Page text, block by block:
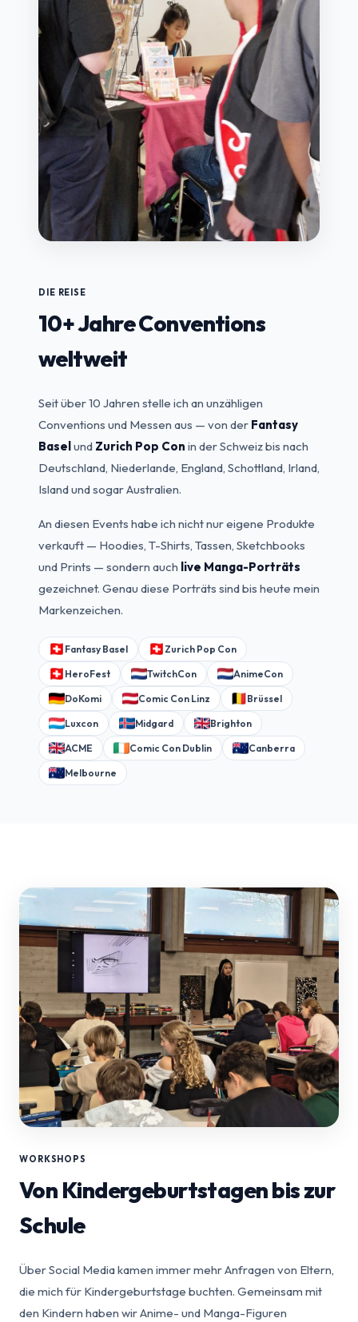
DIE REISE
10+ Jahre Conventions
weltweit
Seit über 10 Jahren stelle ich an unzähligen
Conventions und Messen aus — von der Fantasy
Basel und Zurich Pop Con in der Schweiz bis nach
Deutschland, Niederlande, England, Schottland, Irland,
Island und sogar Australien.
An diesen Events habe ich nicht nur eigene Produkte
verkauft — Hoodies, T-Shirts, Tassen, Sketchbooks
und Prints — sondern auch live Manga-Porträts
gezeichnet. Genau diese Porträts sind bis heute mein
Markenzeichen.
Fantasy Basel Zurich Pop Con
HeroFest TwitchCon AnimeCon
DoKomi Comic Con Linz Brüssel
Luxcon Midgard Brighton
ACME Comic Con Dublin Canberra
Melbourne
WORKSHOPS
Von Kindergeburtstagen bis zur
Schule
Über Social Media kamen immer mehr Anfragen von Eltern,
die mich für Kindergeburtstage buchten. Gemeinsam mit
den Kindern haben wir Anime- und Manga-Figuren